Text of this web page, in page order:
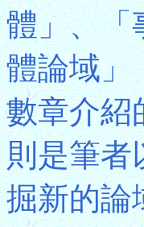
體」、「
體論域」
數章介紹
則是筆者
掘新的論